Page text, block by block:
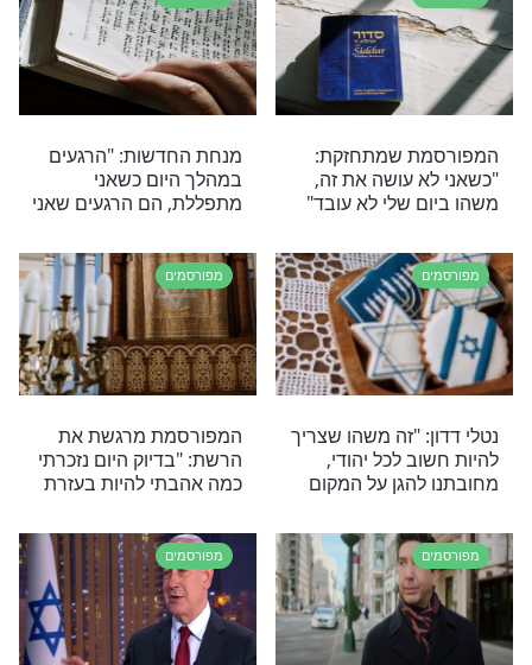
ממני
מכם להגיד
מפורסמים
נשיקה למזוזה: הסלב
חגיגות השנה האזרחית
שמקדשת שם
"נולדתי
מפורסמים
המפורסמת שסיימה את
הליך הגיור: "הנשמה שלי
יהודייה, אני יהודייה, אני
שייכת לפה"